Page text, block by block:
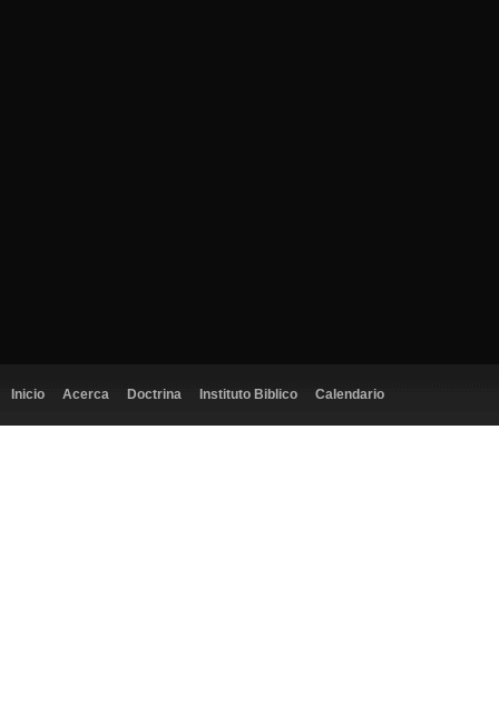
Inicio Acerca Doctrina Instituto Biblico Calendario